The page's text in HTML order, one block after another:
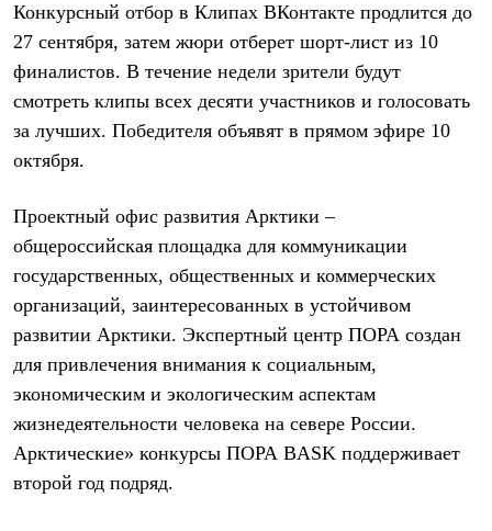
Брюки
Лёгкая одежда
Футболки
Толстовки
Термобелье
Теплое термобелье
Флисовая одежда
Куртки
Детская одежда
Утепленная пухом
Комбинезоны
Куртки
Брюки
Утепленная синтетикой
Куртки
Брюки
Лёгкая одежда
Футболки
Конкурсный отбор в Клипах ВКонтакте продлится до
27 сентября, затем жюри отберет шорт-лист из 10
финалистов. В течение недели зрители будут
смотреть клипы всех десяти участников и голосовать
за лучших. Победителя объявят в прямом эфире 10
октября.
Проектный офис развития Арктики –
общероссийская площадка для коммуникации
государственных, общественных и коммерческих
организаций, заинтересованных в устойчивом
развитии Арктики. Экспертный центр ПОРА создан
для привлечения внимания к социальным,
экономическим и экологическим аспектам
жизнедеятельности человека на севере России.
Арктические» конкурсы ПОРА BASK поддерживает
второй год подряд.